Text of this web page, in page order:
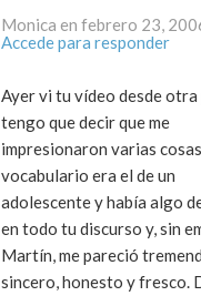
Accede para responder
Ayer vi tu vídeo desde otra
tengo que decir que me
impresionaron varias
vocabulario era el de un
adolescente y había algo
en todo tu discurso y, sin
Martín, me pareció
sincero, honesto y fresco.